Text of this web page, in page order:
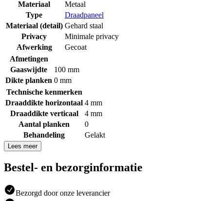
Materiaal
Metaal
Type
Draadpaneel
Materiaal (detail) Gehard staal
Privacy
Minimale privacy
Afwerking
Gecoat
Afmetingen
Gaaswijdte
100 mm
Dikte planken 0 mm
Technische kenmerken
Draaddikte horizontaal 4 mm
Draaddikte verticaal
4 mm
Aantal planken
0
Behandeling
Gelakt
Lees meer
Bestel- en bezorginformatie
Bezorgd door onze leverancier